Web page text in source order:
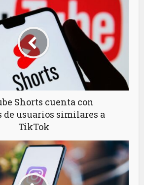
Shorts cuenta con
de usuarios similares a
TikTok